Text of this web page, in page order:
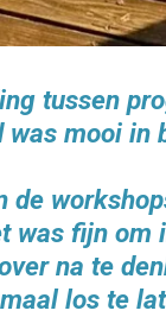
tussen
mooi in
de
was fijn om
na te
los te